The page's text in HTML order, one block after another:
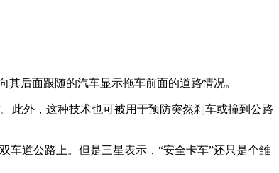
其后面跟随的汽车显示拖车前面的道路情况。
此外，这种技术也可被用于预防突然刹车或撞到公路
车道公路上。但是三星表示，“安全卡车”还只是个雏